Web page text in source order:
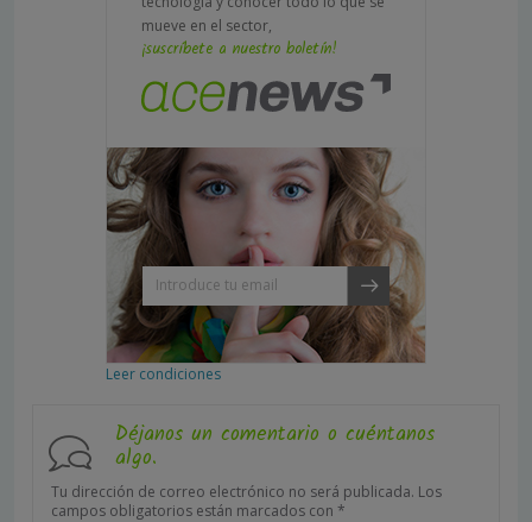
mueve en el sector,
¡suscríbete a nuestro boletín!
Leer condiciones
Déjanos un comentario o cuéntanos
algo.
Tu dirección de correo electrónico no será publicada. Los
campos obligatorios están marcados con *